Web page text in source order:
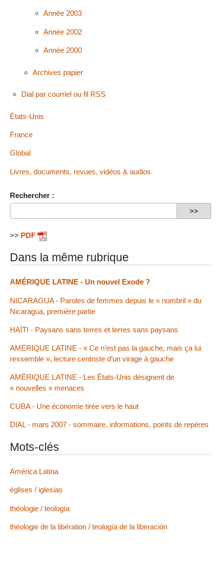
Année 2003
Année 2002
Année 2000
Archives papier
Dial par courriel ou fil RSS
États-Unis
France
Global
Livres, documents, revues, vidéos & audios
Rechercher :
>> PDF
Dans la même rubrique
AMÉRIQUE LATINE - Un nouvel Exode ?
NICARAGUA - Paroles de femmes depuis le « nombril » du
Nicaragua, première partie
HAÏTI - Paysans sans terres et terres sans paysans
AMÉRIQUE LATINE - « Ce n’est pas la gauche, mais ça lui
ressemble », lecture centriste d’un virage à gauche
AMÉRIQUE LATINE - Les États-Unis désignent de
« nouvelles » menaces
CUBA - Une économie tirée vers le haut
DIAL - mars 2007 - sommaire, informations, points de repères
Mots-clés
América Latina
églises / iglesias
théologie / teología
théologie de la libération / teología de la liberación